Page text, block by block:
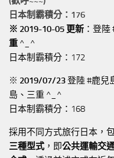
日本制霸積分：176
※ 2019-10-05 更新 ：登
重 ^_^
日本制霸積分：172
※ 2019/07/23登陸 #鹿兒
島、三重 ^_^
日本制霸積分：168
採用不同方式旅行日本，
三種型式 ，即公共運輸交